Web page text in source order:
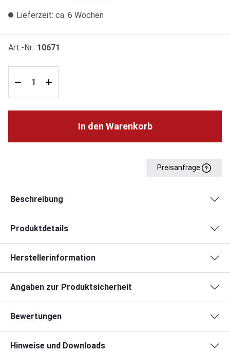
Lieferzeit: ca. 6 Wochen
Art.-Nr.: 10671
In den Warenkorb
Preisanfrage
Beschreibung
Produktdetails
Herstellerinformation
Angaben zur Produktsicherheit
Bewertungen
Hinweise und Downloads